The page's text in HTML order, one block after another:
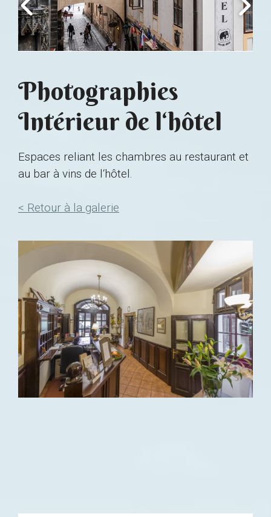
Photographies
Intérieur de l‘hôtel
Espaces reliant les chambres au restaurant et
au bar à vins de l‘hôtel.
< Retour à la galerie